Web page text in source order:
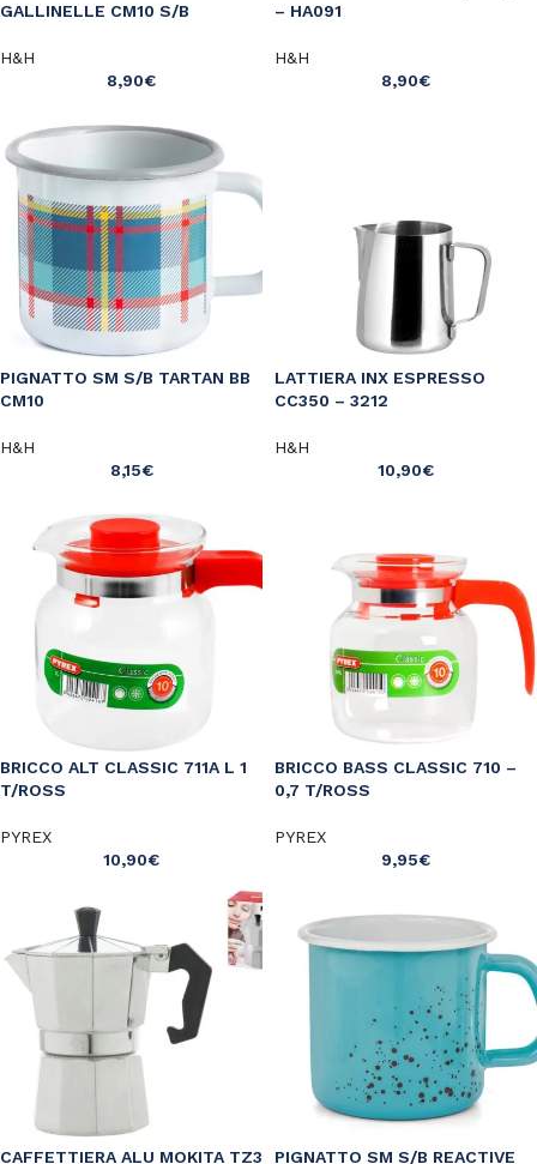
GALLINELLE CM10 S/B
H&H
8,90€
– HA091
H&H
8,90€
PIGNATTO SM S/B TARTAN BB
CM10
H&H
8,15€
LATTIERA INX ESPRESSO
CC350 – 3212
H&H
10,90€
BRICCO ALT CLASSIC 711A L 1
T/ROSS
PYREX
10,90€
BRICCO BASS CLASSIC 710 –
0,7 T/ROSS
PYREX
9,95€
CAFFETTIERA ALU MOKITA TZ3 PIGNATTO SM S/B REACTIVE